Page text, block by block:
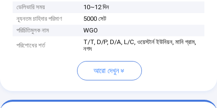
ডেলিভারি সময়
10~12 দিন
ন্যূনতম চাহিদার পরিমাণ
5000 সেট
পরিচিতিমুলক নাম
WGO
পরিশোধের শর্ত
T/T, D/P, D/A, L/C, ওয়েস্টার্ন ইউনিয়ন, মানি গ্রাম,
নগদ
আরো দেখুন